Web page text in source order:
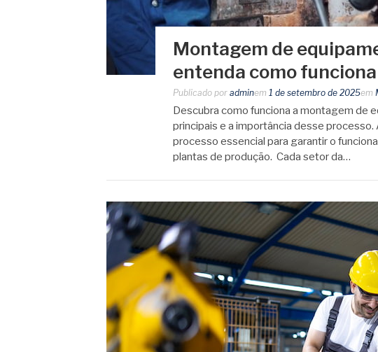
Montagem de
entenda como
Publicado por adminem 1 de setembro de 2025em
Descubra como funciona a montagem de
principais e a importância desse
processo essencial para garantir o
plantas de produção. Cada setor da…